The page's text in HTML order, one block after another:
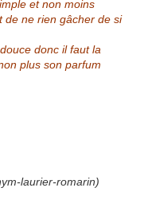
et non moins
de ne rien gâcher de si
donc il faut la
plus son parfum
laurier-romarin)